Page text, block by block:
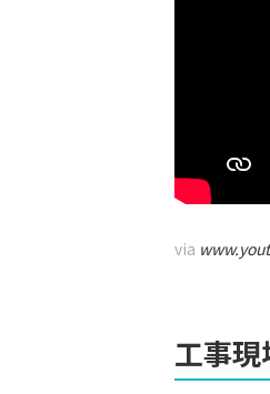
via
工事